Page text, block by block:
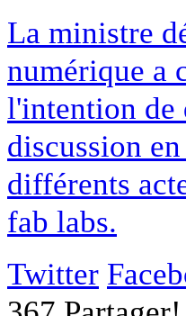
La ministre
numérique a
l'intention de
discussion
différents
fab labs.
Twitter